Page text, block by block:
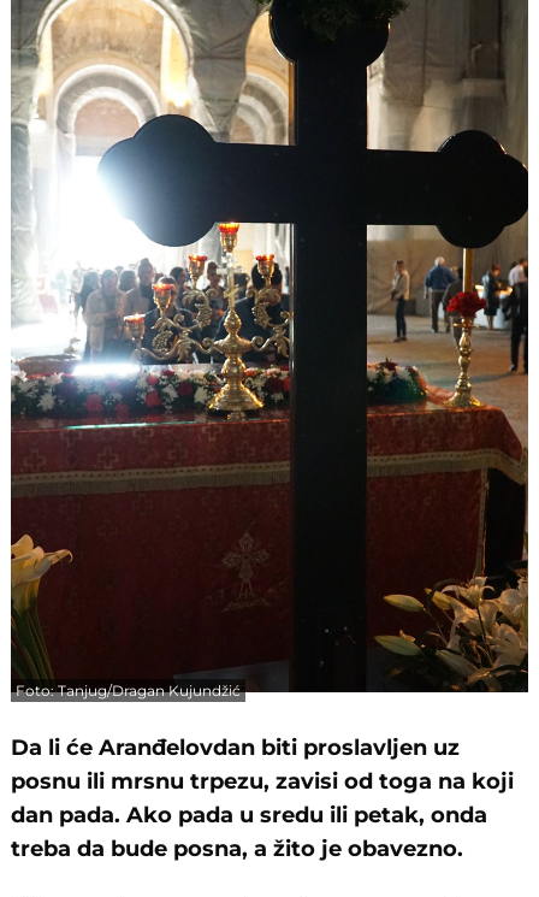
Foto: Tanjug/Dragan Kujundžić
Da li će Aranđelovdan biti proslavljen uz
posnu ili mrsnu trpezu, zavisi od toga na koji
dan pada. Ako pada u sredu ili petak, onda
treba da bude posna, a žito je obavezno.